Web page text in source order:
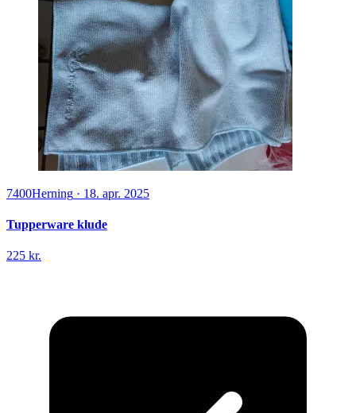
7400Herning · 18. apr. 2025
Tupperware klude
225 kr.